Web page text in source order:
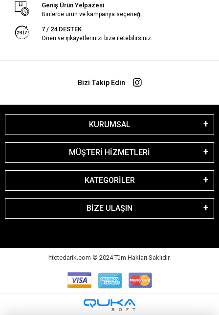
Geniş Ürün Yelpazesi
Binlerce ürün ve kampanya seçeneği
7 / 24 DESTEK
Öneri ve şikayetlerinizi bize iletebilirsiniz.
Bizi Takip Edin
KURUMSAL
MÜŞTERİ HİZMETLERİ
KATEGORİLER
BİZE ULAŞIN
htctedarik.com © 2024 Tüm Hakları Saklıdır.